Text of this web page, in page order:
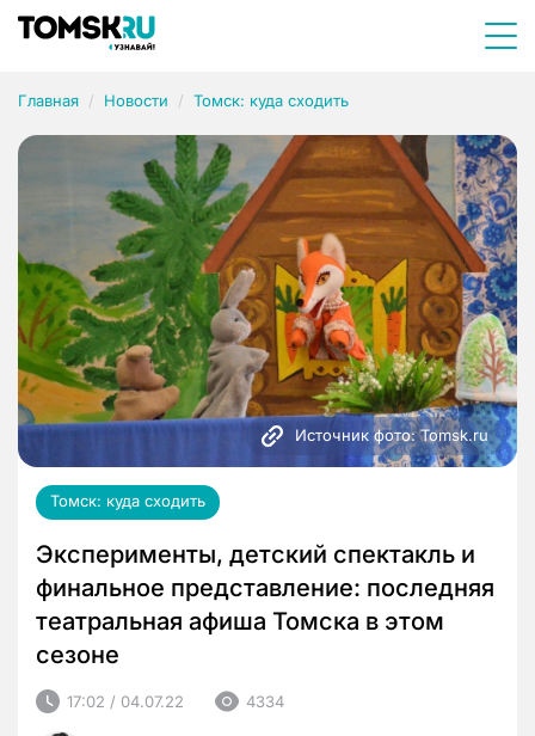
Главная Новости Томск: куда сходить
Источник фото: Tomsk.ru
Томск: куда сходить
Эксперименты, детский спектакль и
финальное представление: последняя
театральная афиша Томска в этом
сезоне
17:02 / 04.07.22 4334